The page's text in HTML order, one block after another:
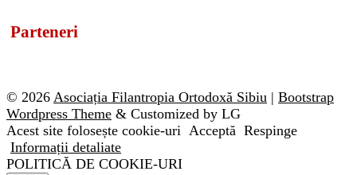
Parteneri
© 2026 Asociația Filantropia Ortodoxă Sibiu | Bootstrap
Wordpress Theme & Customized by LG
Acest site folosește cookie-uri Acceptă Respinge
Informații detaliate
POLITICĂ DE COOKIE-URI